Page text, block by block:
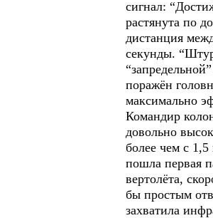
сигнал:
растянута по
дистанция
секунды.
поражён
максимально
Командир
довольно
более чем с
пошла первая
вертолёта,
бы простым
захватила